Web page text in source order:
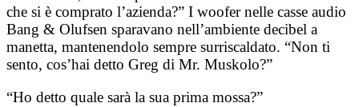
che si è comprato l’azienda?” I woofer nelle casse audio
Bang & Olufsen sparavano nell’ambiente decibel a
manetta, mantenendolo sempre surriscaldato. “Non ti
sento, cos’hai detto Greg di Mr. Muskolo?”
“Ho detto quale sarà la sua prima mossa?”